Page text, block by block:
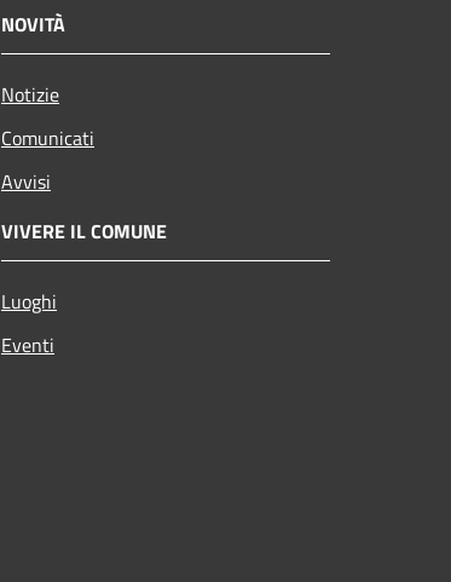
NOVITÀ
Notizie
Comunicati
Avvisi
VIVERE IL COMUNE
Luoghi
Eventi